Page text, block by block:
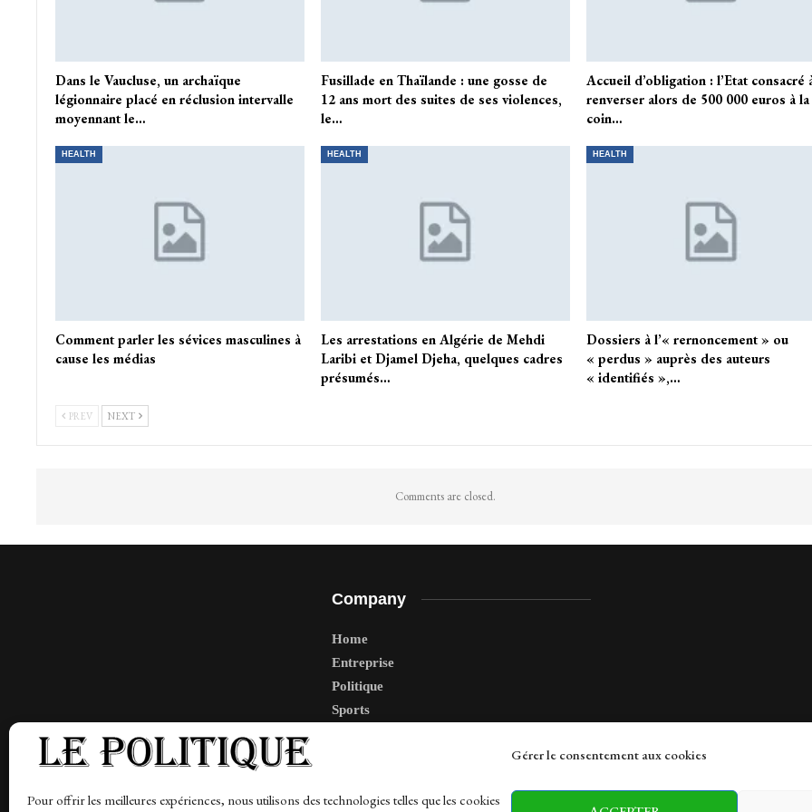
Gérer le consentement aux cookies
Pour offrir les meilleures expériences, nous utilisons des technologies telles que les cookies
Dans le Vaucluse, un archaïque
légionnaire placé en réclusion intervalle
moyennant le…
Fusillade en Thaïlande : une gosse de
12 ans mort des suites de ses violences,
le…
Accueil d’obligation : l’Etat consacré
renverser alors de 500 000 euros à la
coin…
HEALTH
Comment parler les sévices masculines à
cause les médias
HEALTH
Les arrestations en Algérie de Mehdi
Laribi et Djamel Djeha, quelques cadres
présumés…
HEALTH
Dossiers à l’« rernoncement » ou
« perdus » auprès des auteurs
« identifiés »,…
PREV NEXT
Comments are closed.
Company
Home
Entreprise
Politique
Sports